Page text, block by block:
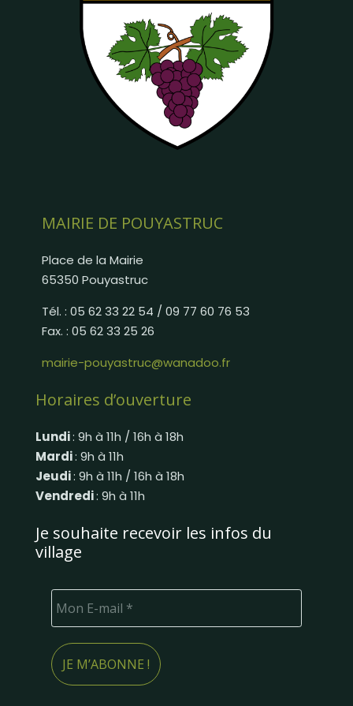
MAIRIE DE POUYASTRUC
Place de la Mairie
65350 Pouyastruc
Tél. : 05 62 33 22 54 / 09 77 60 76 53
Fax. : 05 62 33 25 26
mairie-pouyastruc@wanadoo.fr
Horaires d’ouverture
Lundi: 9h à 11h / 16h à 18h
Mardi: 9h à 11h
Jeudi: 9h à 11h / 16h à 18h
Vendredi: 9h à 11h
Je souhaite recevoir les infos du
village